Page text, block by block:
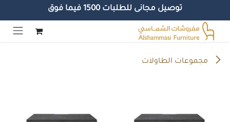
توصيل مجانى للطلبات 1500 فيما فوق
تخطي للذهاب إلى المحتوى
مجموعات الطاولات